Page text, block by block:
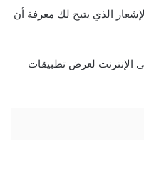
الذي يتيح لك معرفة أن
الإنترنت لعرض تطبيقات